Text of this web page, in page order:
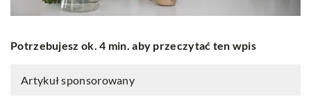
Potrzebujesz ok. 4 min. aby przeczytać ten wpis
Artykuł sponsorowany